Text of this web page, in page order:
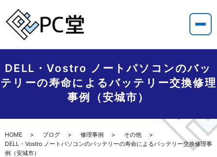
DELL・Vostro ノートパソコンのバッ
テリーの寿命によるバッテリー交換修理
事例（安城市）
HOME ブログ 修理事例
その他
DELL・Vostro ノートパソコンのバッテリーの寿命によるバッテリー交換修理事
例（安城市）